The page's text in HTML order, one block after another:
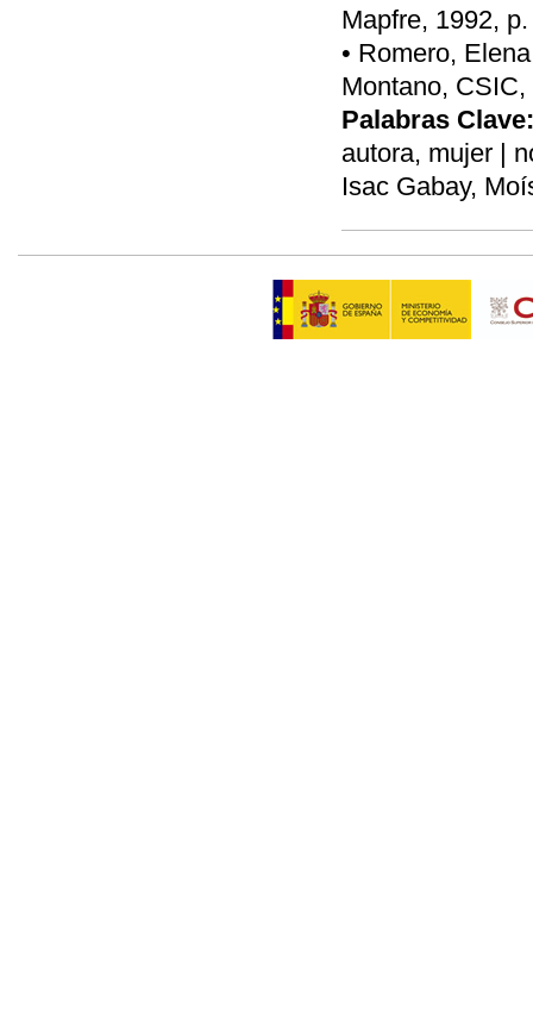
Mapfre, 1992,
• Romero,
Montano,
Palabras Clave:
autora, mujer |
Isac Gabay,